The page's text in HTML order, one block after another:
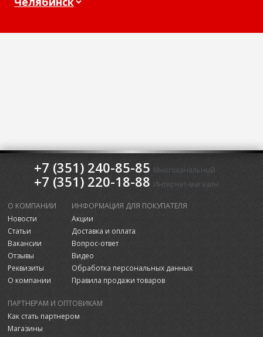
+7 (351) 240-85-85 Многоканальный
+7 (351) 220-18-88 Интернет-магазин
О КОМПАНИИ
Новости
Статьи
Вакансии
Отзывы
Реквизиты
О компании
ИНФОРМАЦИЯ ДЛЯ ПОКУПАТЕЛЯ
Акции
Доставка и оплата
Вопрос-ответ
Видео
Обработка персональных данных
Правила продажи товаров
ПАРТНЕРАМ И ОПТОВИКАМ
Как стать партнером
Магазины